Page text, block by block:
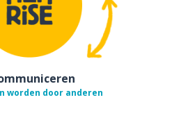
worden door anderen